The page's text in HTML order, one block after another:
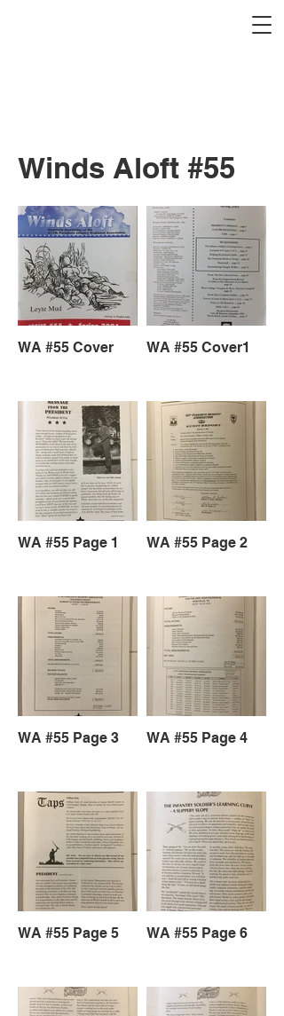
Winds Aloft #55
WA #55 Cover WA #55 Cover1
WA #55 Page 1 WA #55 Page 2
WA #55 Page 3 WA #55 Page 4
WA #55 Page 5 WA #55 Page 6